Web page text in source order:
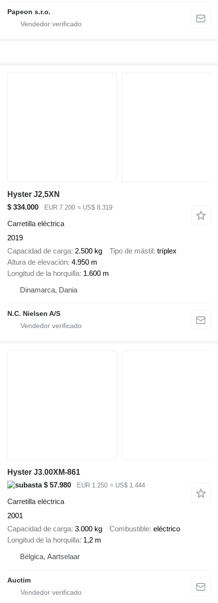
Papeon s.r.o.
Hyster J2,5XN
$ 334.000
EUR 7.200 ≈ US$ 8.319
Carretilla eléctrica
2019
Capacidad de carga 2.500 kg Tipo de mástil tríplex
Altura de elevación 4.950 m
Longitud de la horquilla 1.600 m
Dinamarca, Dania
N.C. Nielsen A/S
Hyster J3.00XM-861
$ 57.980
EUR 1.250 ≈ US$ 1.444
Carretilla eléctrica
2001
Capacidad de carga 3.000 kg Combustible eléctrico
Longitud de la horquilla 1,2 m
Bélgica, Aartselaar
Auctim